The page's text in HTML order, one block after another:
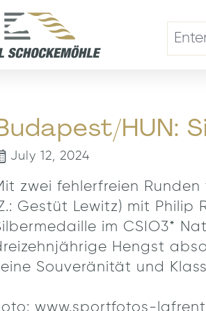
main navigation
HUN:
July 12, 2024
zwei fehlerfreien Runden
Gestüt Lewitz) mit
im CSIO3*
Hengst
Souveränität und
www.sportfotos-